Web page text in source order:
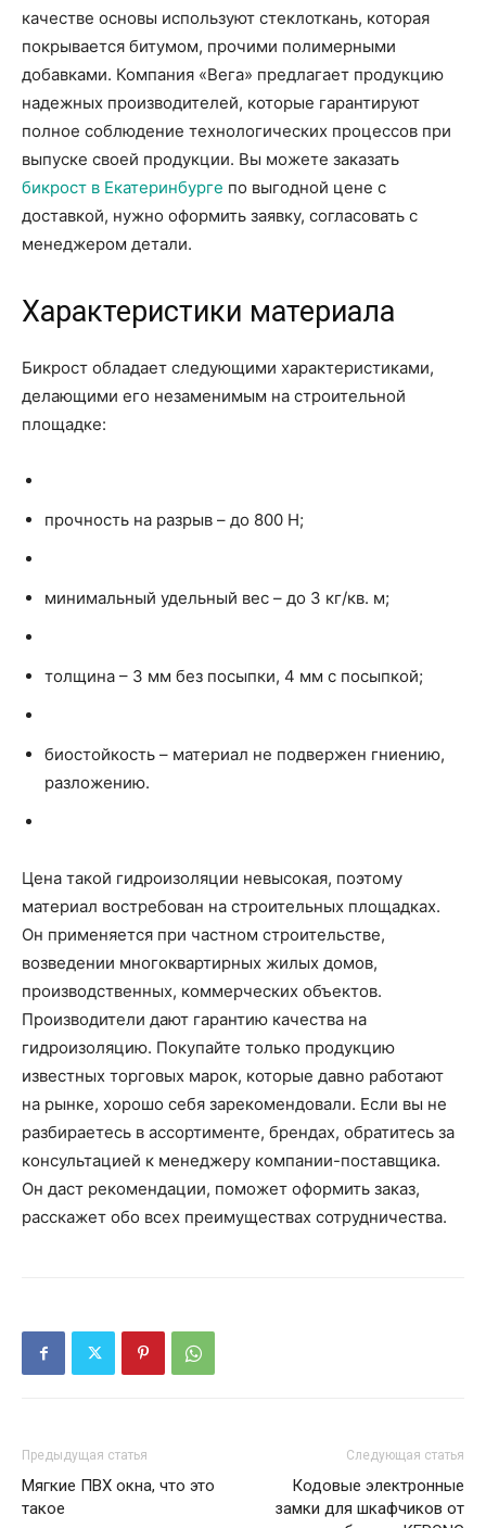
качестве основы используют стеклоткань, которая
покрывается битумом, прочими полимерными
добавками. Компания «Вега» предлагает продукцию
надежных производителей, которые гарантируют
полное соблюдение технологических процессов при
выпуске своей продукции. Вы можете заказать
бикрост в Екатеринбурге по выгодной цене с
доставкой, нужно оформить заявку, согласовать с
менеджером детали.
Характеристики материала
Бикрост обладает следующими характеристиками,
делающими его незаменимым на строительной
площадке:
прочность на разрыв – до 800 Н;
минимальный удельный вес – до 3 кг/кв. м;
толщина – 3 мм без посыпки, 4 мм с посыпкой;
биостойкость – материал не подвержен гниению,
разложению.
Цена такой гидроизоляции невысокая, поэтому
материал востребован на строительных площадках.
Он применяется при частном строительстве,
возведении многоквартирных жилых домов,
производственных, коммерческих объектов.
Производители дают гарантию качества на
гидроизоляцию. Покупайте только продукцию
известных торговых марок, которые давно работают
на рынке, хорошо себя зарекомендовали. Если вы не
разбираетесь в ассортименте, брендах, обратитесь за
консультацией к менеджеру компании-поставщика.
Он даст рекомендации, поможет оформить заказ,
расскажет обо всех преимуществах сотрудничества.
Предыдущая статья
Мягкие ПВХ окна, что это
такое
Следующая статья
Кодовые электронные
замки для шкафчиков от